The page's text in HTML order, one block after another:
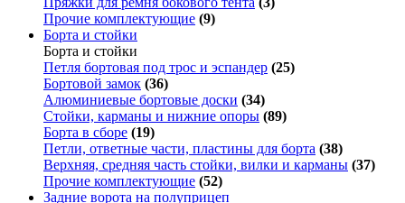
Прочие комплектующие (9)
Борта и стойки
Борта и стойки
Петля бортовая под трос и эспандер (25)
Бортовой замок (36)
Алюминиевые бортовые доски (34)
Стойки, карманы и нижние опоры (89)
Борта в сборе (19)
Петли, ответные части, пластины для борта (38)
Верхняя, средняя часть стойки, вилки и карманы (37)
Прочие комплектующие (52)
Задние ворота на полуприцеп